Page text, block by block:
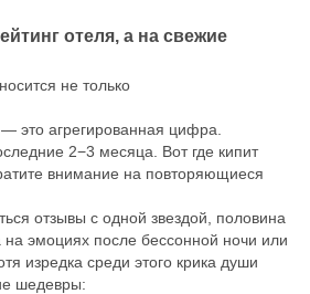
отеля, а на свежие
не только
это агрегированная цифра.
2−3 месяца. Вот где кипит
внимание на повторяющиеся
отзывы с одной звездой, половина
на эмоциях после бессонной ночи или
изредка среди этого крика души
шедевры: